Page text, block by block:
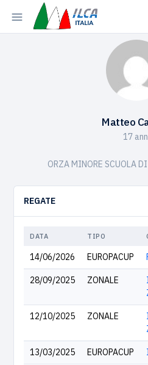
Matteo
17
ORZA MINORE SCUOLA
REGATE
DATA TIPO
14/06/2026 EUROPACUP
28/09/2025 ZONALE
12/10/2025 ZONALE
13/03/2025 EUROPACUP